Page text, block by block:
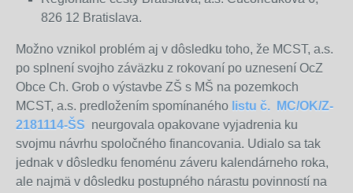
826 12 Bratislava.
Možno vznikol problém aj v dôsledku toho, že MCST, a.s.
po splnení svojho záväzku z rokovaní po uznesení OcZ
Obce Ch. Grob o výstavbe ZŠ s MŠ na pozemkoch
MCST, a.s. predložením spomínaného listu č. MC/OK/Z-
2181114-ŠS neurgovala opakovane vyjadrenia ku
svojmu návrhu spoločného financovania. Udialo sa tak
jednak v dôsledku fenoménu záveru kalendárneho roka,
ale najmä v dôsledku postupného nárastu povinností na